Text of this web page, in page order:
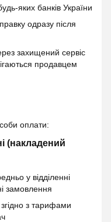
яких банків України
одразу після
захищений сервіс
продавцем
оплати:
(накладений
у відділенні
замовлення
з тарифами